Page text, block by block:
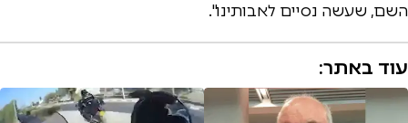
השם, שעשה נסיים לאבותינו".
עוד באתר: